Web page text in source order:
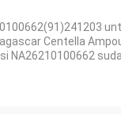
Centella
NA26210100662